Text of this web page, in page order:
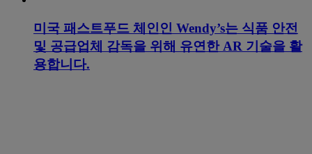
미국 패스트푸드 체인인 Wendy’s는 식품 안전
및 공급업체 감독을 위해 유연한 AR 기술을 활
용합니다.